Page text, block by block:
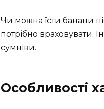
Чи можна їсти банани
потрібно враховувати.
сумніви.
Особливості